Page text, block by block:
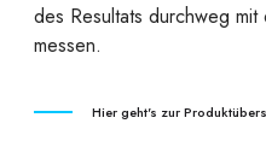
des Resultats durchweg
messen.
Hier geht's zur